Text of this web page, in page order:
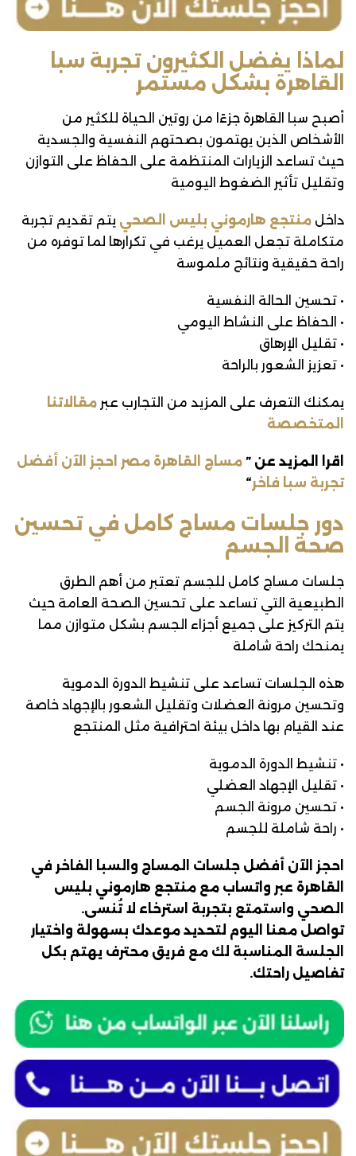
لماذا يفضل الكثيرون تجربة سبا
القاهرة بشكل مستمر
أصبح سبا القاهرة جزءًا من روتين الحياة للكثير من
الأشخاص الذين يهتمون بصحتهم النفسية والجسدية
حيث تساعد الزيارات المنتظمة على الحفاظ على التوازن
وتقليل تأثير الضغوط اليومية
داخل منتجع هارموني بليس الصحي يتم تقديم تجربة
متكاملة تجعل العميل يرغب في تكرارها لما توفره من
راحة حقيقية ونتائج ملموسة
• تحسين الحالة النفسية
• الحفاظ على النشاط اليومي
• تقليل الإرهاق
• تعزيز الشعور بالراحة
يمكنك التعرف على المزيد من التجارب عبر مقالاتنا
المتخصصة
اقرا المزيد عن ” مساج القاهرة مصر احجز الآن أفضل
تجربة سبا فاخر“
دور جلسات مساج كامل في تحسين
صحة الجسم
جلسات مساج كامل للجسم تعتبر من أهم الطرق
الطبيعية التي تساعد على تحسين الصحة العامة حيث
يتم التركيز على جميع أجزاء الجسم بشكل متوازن مما
يمنحك راحة شاملة
هذه الجلسات تساعد على تنشيط الدورة الدموية
وتحسين مرونة العضلات وتقليل الشعور بالإجهاد خاصة
عند القيام بها داخل بيئة احترافية مثل المنتجع
• تنشيط الدورة الدموية
• تقليل الإجهاد العضلي
• تحسين مرونة الجسم
• راحة شاملة للجسم
احجز الآن أفضل جلسات المساج والسبا الفاخر في
القاهرة عبر واتساب مع منتجع هارموني بليس
الصحي واستمتع بتجربة استرخاء لا تُنسى.
تواصل معنا اليوم لتحديد موعدك بسهولة واختيار
الجلسة المناسبة لك مع فريق محترف يهتم بكل
تفاصيل راحتك.